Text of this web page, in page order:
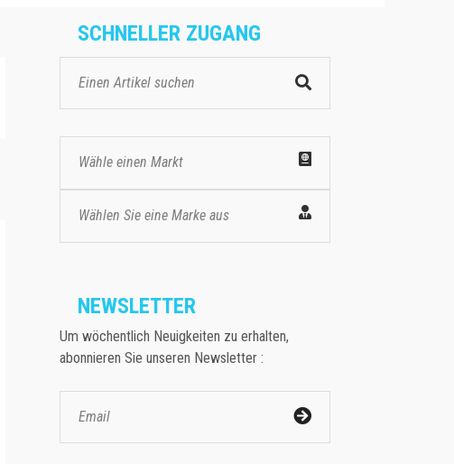
SCHNELLER ZUGANG
Wähle einen Markt
Wählen Sie eine Marke aus
NEWSLETTER
Um wöchentlich Neuigkeiten zu erhalten,
abonnieren Sie unseren Newsletter :